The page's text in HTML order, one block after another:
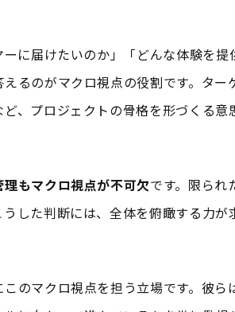
に届けたいのか」「どんな体験を提
るのがマクロ視点の役割です。ター
、プロジェクトの骨格を形づくる意
もマクロ視点が不可欠です。限られ
した判断には、全体を俯瞰する力が
のマクロ視点を担う立場です。彼ら